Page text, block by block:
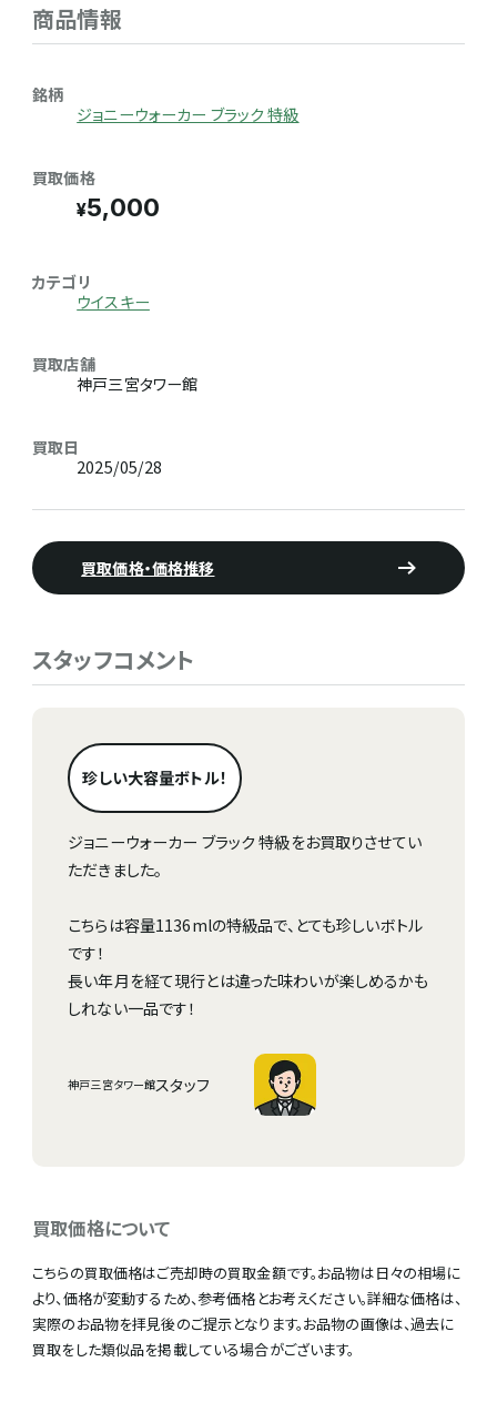
商品情報
銘柄
ジョニーウォーカー ブラック 特級
買取価格
5,000
カテゴリ
ウイスキー
買取店舗
神戸三宮タワー館
買取日
2025/05/28
買取価格・価格推移
スタッフコメント
珍しい大容量ボトル！
ジョニーウォーカー ブラック 特級をお買取りさせてい
ただきました。
こちらは容量1136mlの特級品で、とても珍しいボトル
です！
長い年月を経て現行とは違った味わいが楽しめるかも
しれない一品です！
神戸三宮タワー館スタッフ
買取価格について
こちらの買取価格はご売却時の買取金額です。お品物は日々の相場に
より、価格が変動するため、参考価格とお考えください。詳細な価格は、
実際のお品物を拝見後のご提示となります。お品物の画像は、過去に
買取をした類似品を掲載している場合がございます。